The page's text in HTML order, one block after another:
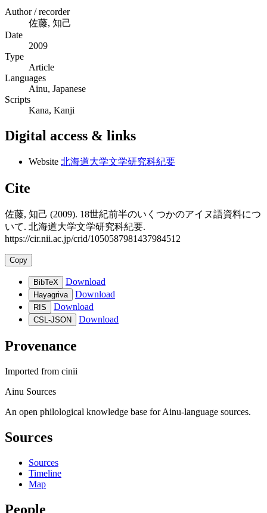
Author / recorder
佐藤, 知己
Date
2009
Type
Article
Languages
Ainu, Japanese
Scripts
Kana, Kanji
Digital access & links
Website 北海道大学文学研究科紀要
Cite
佐藤, 知己 (2009). 18世紀前半のいくつかのアイヌ語資料につ
いて. 北海道大学文学研究科紀要.
https://cir.nii.ac.jp/crid/1050587981437984512
Copy
BibTeX Download
Hayagriva Download
RIS Download
CSL-JSON Download
Provenance
Imported from cinii
Ainu Sources
An open philological knowledge base for Ainu-language sources.
Sources
Sources
Timeline
Map
People